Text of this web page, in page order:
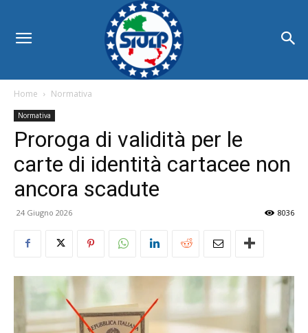
Home Normativa
Normativa
Proroga di validità per le
carte di identità cartacee non
ancora scadute
24 Giugno 2026 8036